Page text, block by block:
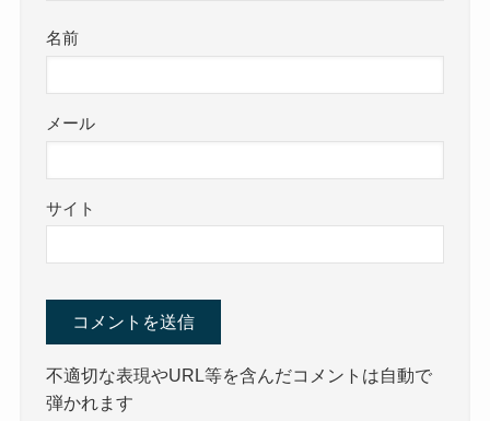
名前
メール
サイト
不適切な表現やURL等を含んだコメントは自動で
弾かれます